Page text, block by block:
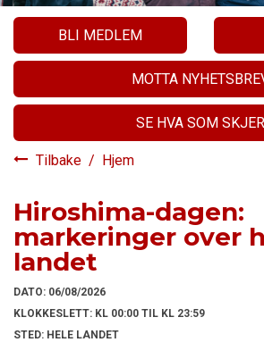
BLI MEDLEM
MOTTA
SE HVA SOM SKJER
Tilbake / Hjem
Hiroshima-dagen:
markeringer over
landet
DATO: 06/08/2026
KLOKKESLETT: KL 00:00 TIL KL 23:59
STED: HELE LANDET